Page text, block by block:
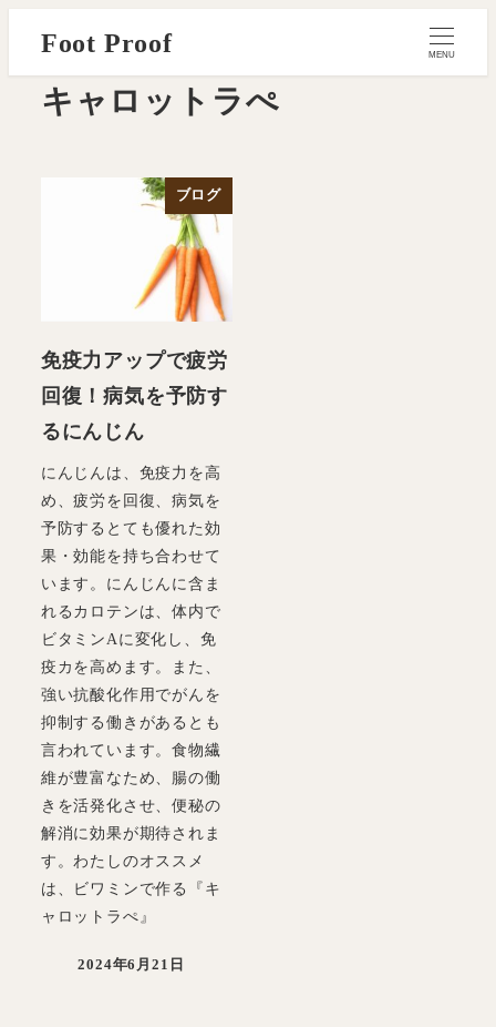
Foot Proof MENU
キャロットラぺ
ブログ
免疫力アップで疲労
回復！病気を予防す
るにんじん
にんじんは、免疫力を高
め、疲労を回復、病気を
予防するとても優れた効
果・効能を持ち合わせて
います。にんじんに含ま
れるカロテンは、体内で
ビタミンAに変化し、免
疫カを高めます。また、
強い抗酸化作用でがんを
抑制する働きがあるとも
言われています。食物繊
維が豊富なため、腸の働
きを活発化させ、便秘の
解消に効果が期待されま
す。わたしのオススメ
は、ビワミンで作る『キ
ャロットラぺ』
投稿日
2024年6月21日